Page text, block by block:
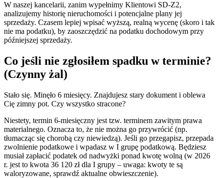
W naszej kancelarii, zanim wypełnimy Klientowi SD-Z2,
analizujemy historię nieruchomości i potencjalne plany jej
sprzedaży. Czasem lepiej wpisać wyższą, realną wycenę (skoro i tak
nie ma podatku), by zaoszczędzić na podatku dochodowym przy
późniejszej sprzedaży.
Co jeśli nie zgłosiłem spadku w terminie?
(Czynny żal)
Stało się. Minęło 6 miesięcy. Znajdujesz stary dokument i oblewa
Cię zimny pot. Czy wszystko stracone?
Niestety, termin 6-miesięczny jest tzw. terminem zawitym prawa
materialnego. Oznacza to, że nie można go przywrócić (np.
tłumacząc się chorobą czy niewiedzą). Jeśli go przegapisz, przepada
zwolnienie podatkowe i wpadasz w I grupę podatkową. Będziesz
musiał zapłacić podatek od nadwyżki ponad kwotę wolną (w 2026
r. jest to kwota 36 120 zł dla I grupy – uwaga: kwoty te są
waloryzowane, sprawdź aktualne obwieszczenie).